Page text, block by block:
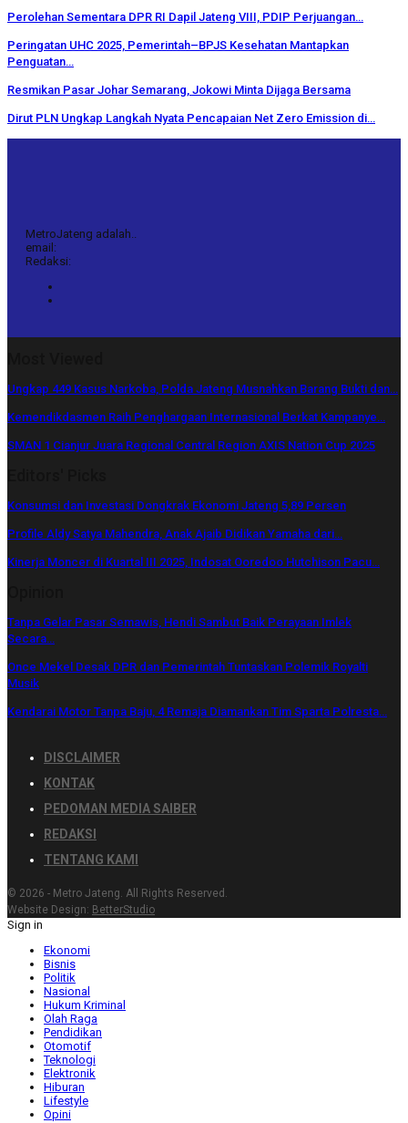
Perolehan Sementara DPR RI Dapil Jateng VIII, PDIP Perjuangan…
Peringatan UHC 2025, Pemerintah–BPJS Kesehatan Mantapkan
Penguatan…
Resmikan Pasar Johar Semarang, Jokowi Minta Dijaga Bersama
Dirut PLN Ungkap Langkah Nyata Pencapaian Net Zero Emission di…
MetroJateng adalah..
email:
Redaksi:
Ungkap 449 Kasus Narkoba, Polda Jateng Musnahkan Barang Bukti dan…
Kemendikdasmen Raih Penghargaan Internasional Berkat Kampanye…
SMAN 1 Cianjur Juara Regional Central Region AXIS Nation Cup 2025
Konsumsi dan Investasi Dongkrak Ekonomi Jateng 5,89 Persen
Profile Aldy Satya Mahendra, Anak Ajaib Didikan Yamaha dari…
Kinerja Moncer di Kuartal III 2025, Indosat Ooredoo Hutchison Pacu…
Tanpa Gelar Pasar Semawis, Hendi Sambut Baik Perayaan Imlek
Secara…
Once Mekel Desak DPR dan Pemerintah Tuntaskan Polemik Royalti
Musik
Kendarai Motor Tanpa Baju, 4 Remaja Diamankan Tim Sparta Polresta…
DISCLAIMER
KONTAK
PEDOMAN MEDIA SAIBER
REDAKSI
TENTANG KAMI
© 2026 - Metro Jateng. All Rights Reserved.
Website Design: BetterStudio
Sign in
Ekonomi
Bisnis
Politik
Nasional
Hukum Kriminal
Olah Raga
Pendidikan
Otomotif
Teknologi
Elektronik
Hiburan
Lifestyle
Opini